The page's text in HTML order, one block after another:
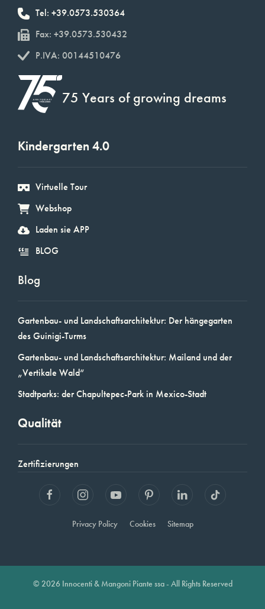
Tel: +39.0573.530364
Fax: +39.0573.530432
P.IVA: 00144510476
75 Years of growing dreams
Kindergarten 4.0
Virtuelle Tour
Webshop
Laden sie APP
BLOG
Blog
Gartenbau- und Landschaftsarchitektur: Der hängegarten
des Guinigi-Turms
Gartenbau- und Landschaftsarchitektur: Mailand und der
„Vertikale Wald“
Stadtparks: der Chapultepec-Park in Mexico-Stadt
Qualität
Zertifizierungen
Privacy Policy Cookies Sitemap
© 2026 Innocenti & Mangoni Piante ssa - All Rights Reserved